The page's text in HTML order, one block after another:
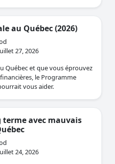
au Québec (2026)
27, 2026
Québec et que vous éprouvez
le Programme
vous aider.
terme avec mauvais
24, 2026